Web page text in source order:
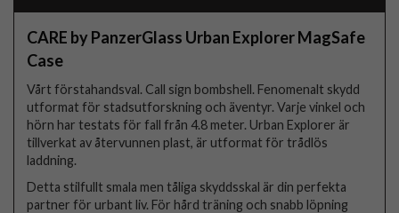
CARE by PanzerGlass Urban Explorer MagSafe
Case
Vårt förstahandsval. Call sign bombshell. Fenomenalt skydd
utformat för stadsutforskning och äventyr. Varje vinkel och
hörn har testats för fall från 4.8 meter. Urban Explorer är
tillverkat av återvunnen plast, är utformat för trådlös
laddning.
Detta stilfullt smala men tåliga skyddsskal är din perfekta
partner för urbant liv. För hård träning och snabb löpning